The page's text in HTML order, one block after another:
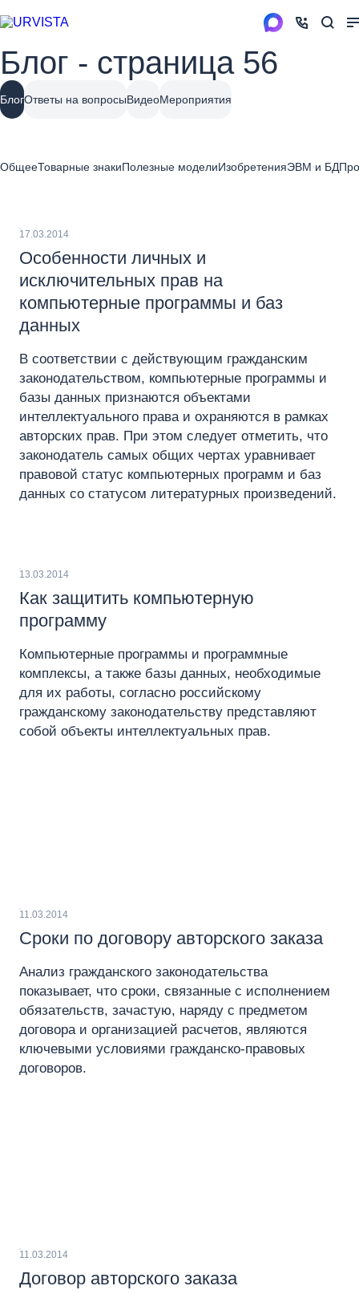
Блог - страница 56
БлогОтветы на вопросыВидеоМероприятия
ОбщееТоварные знакиПолезные моделиИзобретенияЭВМ и БД
17.03.2014
Особенности личных и
исключительных прав на
компьютерные программы и баз
данных
В соответствии с действующим гражданским
законодательством, компьютерные программы и
базы данных признаются объектами
интеллектуального права и охраняются в рамках
авторских прав. При этом следует отметить, что
законодатель самых общих чертах уравнивает
правовой статус компьютерных программ и баз
данных со статусом литературных произведений.
13.03.2014
Как защитить компьютерную
программу
Компьютерные программы и программные
комплексы, а также базы данных, необходимые
для их работы, согласно российскому
гражданскому законодательству представляют
собой объекты интеллектуальных прав.
11.03.2014
Сроки по договору авторского заказа
Анализ гражданского законодательства
показывает, что сроки, связанные с исполнением
обязательств, зачастую, наряду с предметом
договора и организацией расчетов, являются
ключевыми условиями гражданско-правовых
договоров.
11.03.2014
Договор авторского заказа